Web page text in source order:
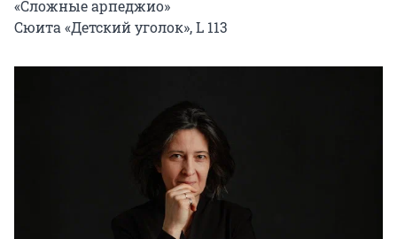
«Сложные арпеджио»
Сюита «Детский уголок», L 113